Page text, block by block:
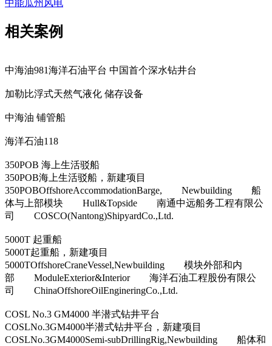
中能瓜州风电
相关案例
中海油981海洋石油平台 中国首个深水钻井台
加勒比浮式天然气液化 储存设备
中海油 铺管船
海洋石油118
350POB 海上生活驳船
350POB海上生活驳船，新建项目
350POBOffshoreAccommodationBarge, Newbuilding 船
体与上部模块 Hull&Topside 南通中远船务工程有限公
司 COSCO(Nantong)ShipyardCo.,Ltd.
5000T 起重船
5000T起重船，新建项目
5000TOffshoreCraneVessel,Newbuilding 模块外部和内
部 ModuleExterior&Interior 海洋石油工程股份有限公
司 ChinaOffshoreOilEngineringCo.,Ltd.
COSL No.3 GM4000 半潜式钻井平台
COSLNo.3GM4000半潜式钻井平台，新建项目
COSLNo.3GM4000Semi-subDrillingRig,Newbuilding 船体和